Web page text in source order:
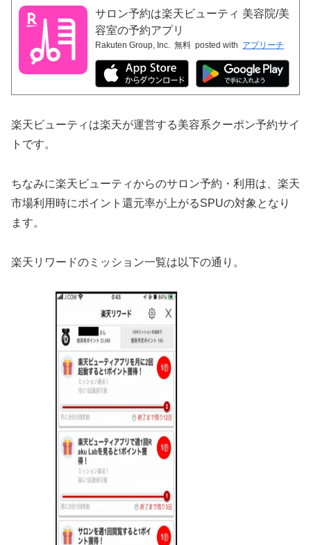
サロン予約は楽天ビューティ 美容院/美
容室の予約アプリ
Rakuten Group, Inc. 無料 posted with アプリーチ
楽天ビューティは楽天が運営する美容系クーポン予約サイ
トです。
ちなみに楽天ビューティからのサロン予約・利用は、楽天
市場利用時にポイント還元率が上がるSPUの対象となり
ます。
楽天リワードのミッション一覧は以下の通り。